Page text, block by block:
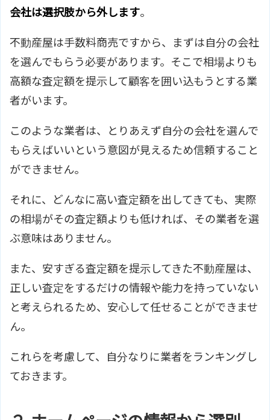
会社は選択肢から外します。
不動産屋は手数料商売ですから、まずは自分の会社
を選んでもらう必要があります。そこで相場よりも
高額な査定額を提示して顧客を囲い込もうとする業
者がいます。
このような業者は、とりあえず自分の会社を選んで
もらえばいいという意図が見えるため信頼すること
ができません。
それに、どんなに高い査定額を出してきても、実際
の相場がその査定額よりも低ければ、その業者を選
ぶ意味はありません。
また、安すぎる査定額を提示してきた不動産屋は、
正しい査定をするだけの情報や能力を持っていない
と考えられるため、安心して任せることができませ
ん。
これらを考慮して、自分なりに業者をランキングし
ておきます。